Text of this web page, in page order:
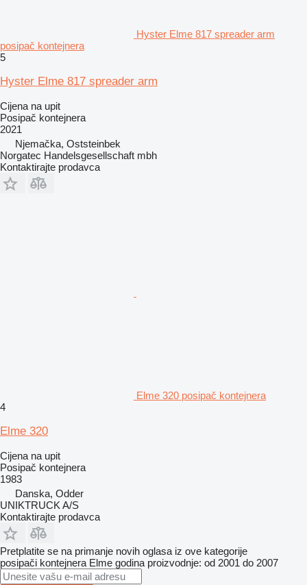
Hyster Elme 817 spreader arm
posipač kontejnera
5
Hyster Elme 817 spreader arm
Cijena na upit
Posipač kontejnera
2021
Njemačka, Oststeinbek
Norgatec Handelsgesellschaft mbh
Kontaktirajte prodavca
Elme 320 posipač kontejnera
4
Elme 320
Cijena na upit
Posipač kontejnera
1983
Danska, Odder
UNIKTRUCK A/S
Kontaktirajte prodavca
Pretplatite se na primanje novih oglasa iz ove kategorije
posipači kontejnera Elme godina proizvodnje: od 2001 do 2007